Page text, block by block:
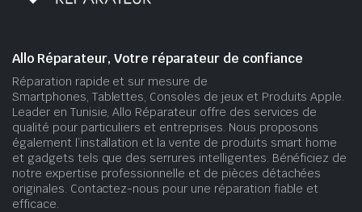
Allo Réparateur, Votre réparateur de confiance
Réparation rapide et sur mesure de
Smartphones, Tablettes, Consoles de jeux et Produits Apple.
Leader en Tunisie, Allo Réparateur offre des services de
qualité pour particuliers et entreprises. Nous proposons
également l’installation et la vente de produits smart home
et gadgets tels que des serrures intelligentes. Bénéficiez de
notre expertise professionnelle et de pièces détachées
originales. Contactez-nous pour une réparation fiable et
efficace.